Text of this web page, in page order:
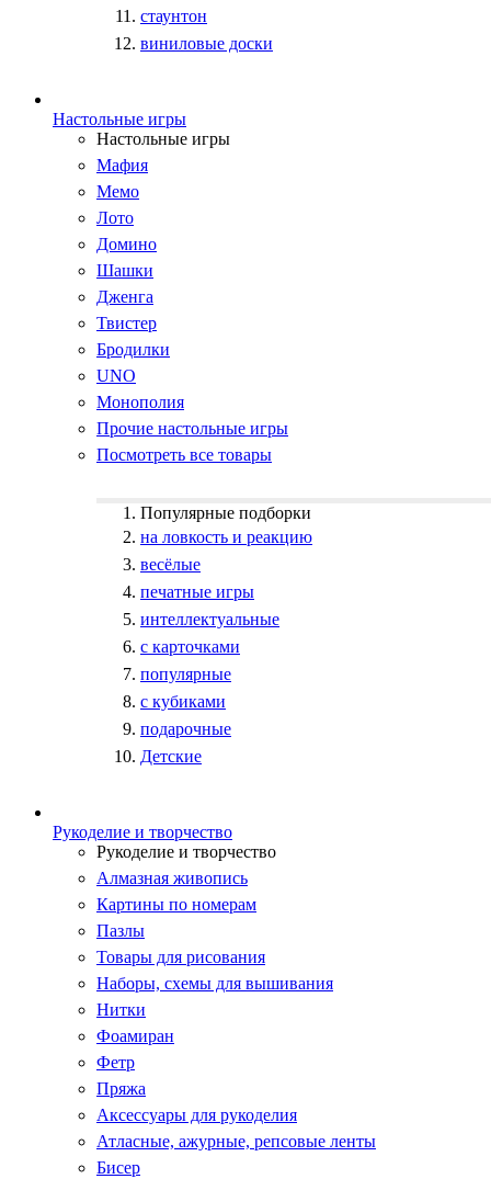
стаунтон
виниловые доски
Настольные игры
Настольные игры
Мафия
Мемо
Лото
Домино
Шашки
Дженга
Твистер
Бродилки
UNO
Монополия
Прочие настольные игры
Посмотреть все товары
Популярные подборки
на ловкость и реакцию
весёлые
печатные игры
интеллектуальные
с карточками
популярные
с кубиками
подарочные
Детские
Рукоделие и творчество
Рукоделие и творчество
Алмазная живопись
Картины по номерам
Пазлы
Товары для рисования
Наборы, схемы для вышивания
Нитки
Фоамиран
Фетр
Пряжа
Аксессуары для рукоделия
Атласные, ажурные, репсовые ленты
Бисер